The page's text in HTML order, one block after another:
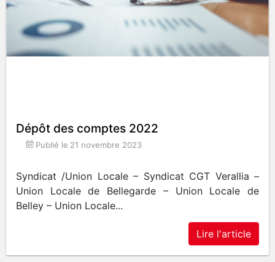
Dépôt des comptes 2022
Publié le 21 novembre 2023
Syndicat /Union Locale – Syndicat CGT Verallia –
Union Locale de Bellegarde – Union Locale de
Belley – Union Locale...
Lire l'article